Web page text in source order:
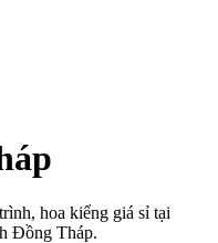
hoa kiểng giá sỉ tại
Đồng Tháp.